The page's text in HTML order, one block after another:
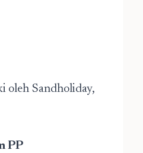
oleh Sandholiday,
PP